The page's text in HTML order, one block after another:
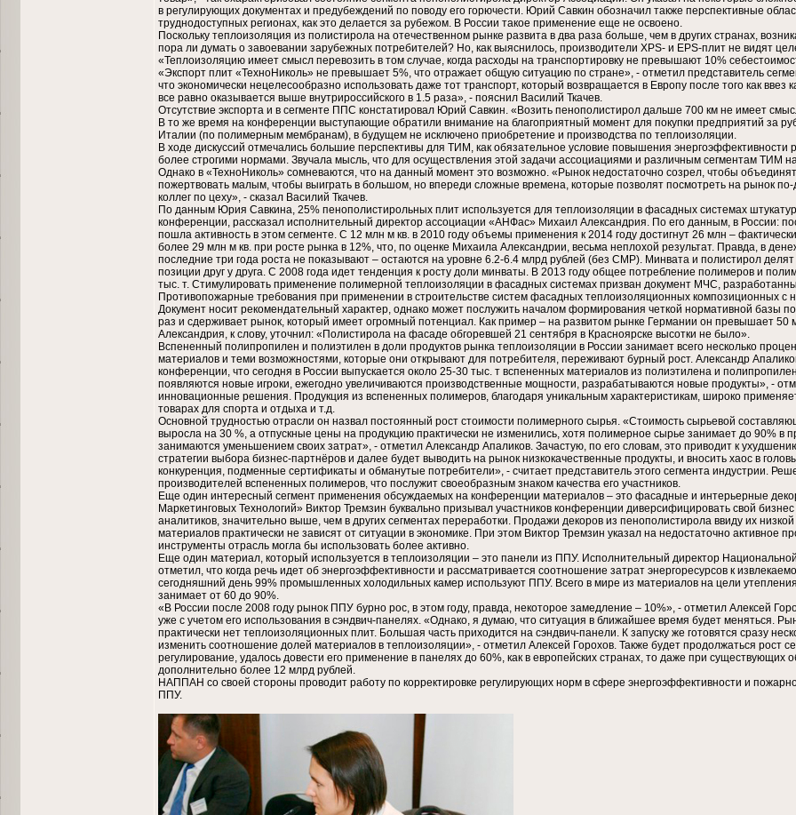
в регулирующих документах и предубеждений по поводу его горючести. Юрий Савкин обозначил также перспективные
труднодоступных регионах, как это делается за рубежом. В России такое применение еще не освоено.
Поскольку теплоизоляция из полистирола на отечественном рынке развита в два раза больше, чем в других странах,
пора ли думать о завоевании зарубежных потребителей? Но, как выяснилось, производители XPS- и EPS-плит не видят
«Теплоизоляцию имеет смысл перевозить в том случае, когда расходы на транспортировку не превышают 10%
«Экспорт плит «ТехноНиколь» не превышает 5%, что отражает общую ситуацию по стране», - отметил представитель
что экономически нецелесообразно использовать даже тот транспорт, который возвращается в Европу после того как
все равно оказывается выше внутрироссийского в 1.5 раза», - пояснил Василий Ткачев.
Отсутствие экспорта и в сегменте ППС констатировал Юрий Савкин. «Возить пенополистирол дальше 700 км не имеет
В то же время на конференции выступающие обратили внимание на благоприятный момент для покупки предприятий за
Италии (по полимерным мембранам), в будущем не исключено приобретение и производства по теплоизоляции.
В ходе дискуссий отмечались большие перспективы для ТИМ, как обязательное условие повышения энергоэффективности
более строгими нормами. Звучала мысль, что для осуществления этой задачи ассоциациями и различным сегментам ТИМ
Однако в «ТехноНиколь» сомневаются, что на данный момент это возможно. «Рынок недостаточно созрел, чтобы
пожертвовать малым, чтобы выиграть в большом, но впереди сложные времена, которые позволят посмотреть на рынок
коллег по цеху», - сказал Василий Ткачев.
По данным Юрия Савкина, 25% пенополистирольных плит используется для теплоизоляции в фасадных системах
конференции, рассказал исполнительный директор ассоциации «АНФас» Михаил Александрия. По его данным, в России:
пошла активность в этом сегменте. С 12 млн м кв. в 2010 году объемы применения к 2014 году достигнут 26 млн –
более 29 млн м кв. при росте рынка в 12%, что, по оценке Михаила Александрии, весьма неплохой результат. Правда, в
последние три года роста не показывают – остаются на уровне 6.2-6.4 млрд рублей (без СМР). Минвата и полистирол
позиции друг у друга. С 2008 года идет тенденция к росту доли минваты. В 2013 году общее потребление полимеров и
тыс. т. Стимулировать применение полимерной теплоизоляции в фасадных системах призван документ МЧС,
Противопожарные требования при применении в строительстве систем фасадных теплоизоляционных композиционных
Документ носит рекомендательный характер, однако может послужить началом формирования четкой нормативной базы
раз и сдерживает рынок, который имеет огромный потенциал. Как пример – на развитом рынке Германии он превышает
Александрия, к слову, уточнил: «Полистирола на фасаде обгоревшей 21 сентября в Красноярске высотки не было».
Вспененный полипропилен и полиэтилен в доли продуктов рынка теплоизоляции в России занимает всего несколько
материалов и теми возможностями, которые они открывают для потребителя, переживают бурный рост. Александр
конференции, что сегодня в России выпускается около 25-30 тыс. т вспененных материалов из полиэтилена и
появляются новые игроки, ежегодно увеличиваются производственные мощности, разрабатываются новые продукты», -
инновационные решения. Продукция из вспененных полимеров, благодаря уникальным характеристикам, широко
товарах для спорта и отдыха и т.д.
Основной трудностью отрасли он назвал постоянный рост стоимости полимерного сырья. «Стоимость сырьевой
выросла на 30 %, а отпускные цены на продукцию практически не изменились, хотя полимерное сырье занимает до 90% в
занимаются уменьшением своих затрат», - отметил Александр Апаликов. Зачастую, по его словам, это приводит к
стратегии выбора бизнес-партнёров и далее будет выводить на рынок низкокачественные продукты, и вносить хаос в
конкуренция, подменные сертификаты и обманутые потребители», - считает представитель этого сегмента индустрии.
производителей вспененных полимеров, что послужит своеобразным знаком качества его участников.
Еще один интересный сегмент применения обсуждаемых на конференции материалов – это фасадные и интерьерные
Маркетинговых Технологий» Виктор Тремзин буквально призывал участников конференции диверсифицировать свой
аналитиков, значительно выше, чем в других сегментах переработки. Продажи декоров из пенополистирола ввиду их
материалов практически не зависят от ситуации в экономике. При этом Виктор Тремзин указал на недостаточно
инструменты отрасль могла бы использовать более активно.
Еще один материал, который используется в теплоизоляции – это панели из ППУ. Исполнительный директор
отметил, что когда речь идет об энергоэффективности и рассматривается соотношение затрат энергоресурсов к
сегодняшний день 99% промышленных холодильных камер используют ППУ. Всего в мире из материалов на цели
занимает от 60 до 90%.
«В России после 2008 году рынок ППУ бурно рос, в этом году, правда, некоторое замедление – 10%», - отметил Алексей
уже с учетом его использования в сэндвич-панелях. «Однако, я думаю, что ситуация в ближайшее время будет меняться.
практически нет теплоизоляционных плит. Большая часть приходится на сэндвич-панели. К запуску же готовятся сразу
изменить соотношение долей материалов в теплоизоляции», - отметил Алексей Горохов. Также будет продолжаться рост
регулирование, удалось довести его применение в панелях до 60%, как в европейских странах, то даже при
дополнительно более 12 млрд рублей.
НАППАН со своей стороны проводит работу по корректировке регулирующих норм в сфере энергоэффективности и
ППУ.